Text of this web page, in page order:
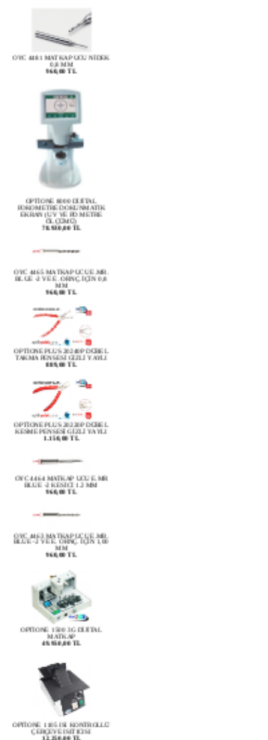
OYC 4481 MATKAP UCU NİDEK
960,00 TL
OPTİONE 8000 DİJİTAL
EKRAN (UV VE PD METRE
ÖLÇÜMÜ)
78.930,00 TL
MM
960,00 TL
OPTİONE PLUS 20240P DÜBEL
TAKMA PENSESİ GİZLİ YAYLI
889,00 TL
OPTİONE PLUS 20220P DÜBEL
KESME PENSESİ GİZLİ YAYLI
1.150,00 TL
OYC 4464 MATKAP UCU E.MR
960,00 TL
MM
960,00 TL
OPTİONE 1500 3G DİJİTAL
MATKAP
49.950,00 TL
OPTİONE 1105 ISI KONTROLLÜ
ÇERÇEVE ISITICISI
12.250,00 TL